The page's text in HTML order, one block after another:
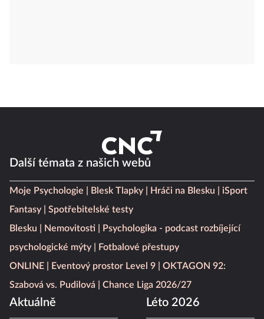
Další témata z našich webů
Moje Psychologie Blesk Tlapky Hráči na Blesku
iSport
Fantasy
Spotřebitelské testy
Blesku
Nemovitosti
Psychologika - podcast rozbíjející
psychologické mýty
Fotbalové přestupy
ONLINE
Eventový prostor Level 9
OKTAGON 92:
Szabová vs. Pudilová
Chance Liga 2026/27
Aktuálně Léto 2026